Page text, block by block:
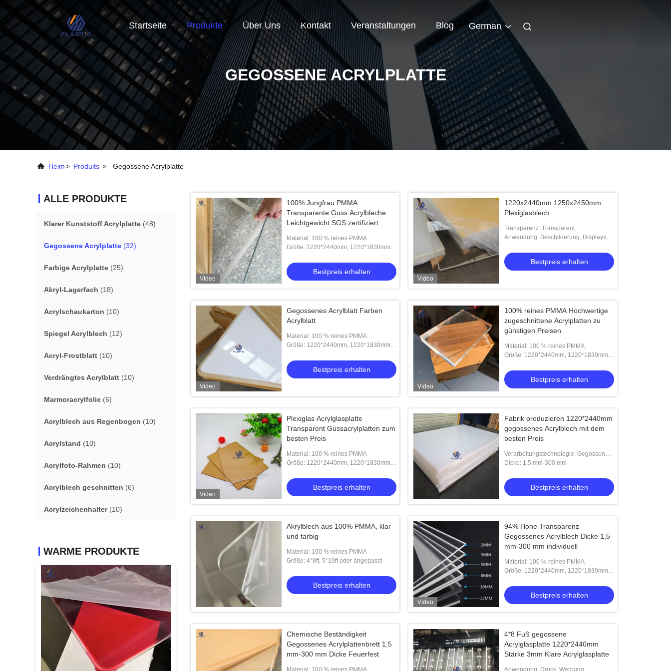
Startseite Produkte Über Uns Kontakt Veranstaltungen Blog German
GEGOSSENE ACRYLPLATTE
Heim> Produits > Gegossene Acrylplatte
ALLE PRODUKTE
Klarer Kunststoff Acrylplatte (48)
Gegossene Acrylplatte (32)
Farbige Acrylplatte (25)
Akryl-Lagerfach (18)
Acrylschaukarton (10)
Spiegel Acrylblech (12)
Acryl-Frostblatt (10)
Verdrängtes Acrylblatt (10)
Marmoracrylfolie (6)
Acrylblech aus Regenbogen (10)
Acrylstand (10)
Acrylfoto-Rahmen (10)
Acrylblech geschnitten (6)
Acrylzeichenhalter(10)
WARME PRODUKTE
Video
100% Jungfrau PMMA
Transparente Guss Acrylbleche
Leichtgewicht SGS zertifiziert
Material: 100 % reines PMMA
Größe: 1220*2440mm, 1220*1830mm,
Bestpreis erhalten
Video
1220x2440mm 1250x2450mm
Plexiglasblech
Transparenz: Transparent,
durchscheinend, undurchsichtig
Anwendung: Beschilderung, Displays,
Bestpreis erhalten
Video
Gegossenes Acrylblatt Farben
Acrylblatt
Material: 100 % reines PMMA
Größe: 1220*2440mm, 1220*1830mm,
Bestpreis erhalten
Video
100% reines PMMA Hochwertige
zugeschnittene Acrylplatten zu
günstigen Preisen
Material: 100 % reines PMMA
Größe: 1220*2440mm, 1220*1830mm,
Bestpreis erhalten
Video
Plexiglas Acrylglasplatte
Transparent Gussacrylplatten zum
besten Preis
Material: 100 % reines PMMA
Größe: 1220*2440mm, 1220*1830mm,
Bestpreis erhalten
Fabrik produzieren 1220*2440mm
gegossenes Acrylblech mit dem
besten Preis
Verarbeitungstechnologie: Gegossene
Acrylplatte
Dicke: 1,5 mm-300 mm
Bestpreis erhalten
Akrylblech aus 100% PMMA, klar
und farbig
Material: 100 % reines PMMA
Größe: 4*8ft, 5*10ft oder angepasst
Bestpreis erhalten
Video
94% Hohe Transparenz
Gegossenes Acrylblech Dicke 1,5
mm-300 mm individuell
Material: 100 % reines PMMA
Größe: 1220*2440mm, 1220*1830mm,
Bestpreis erhalten
Chemische Beständigkeit
Gegossenes Acrylplattenbrett 1,5
mm-300 mm Dicke Feuerfest
Material: 100 % reines PMMA
4*8 Fuß gegossene
Acrylglasplatte 1220*2440mm
Stärke 3mm Klare Acrylglasplatte
Anwendung: Druck, Werbung,